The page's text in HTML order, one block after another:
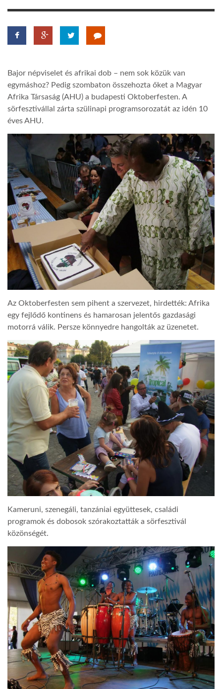
DOBRAVERO.HU
GLOBOBOOK
Bajor népviselet és afrikai dob – nem sok közük van
egymáshoz? Pedig szombaton összehozta őket a Magyar
Afrika Társaság (AHU) a budapesti Oktoberfesten. A
sörfesztivállal zárta szülinapi programsorozatát az idén 10
éves AHU.
Az Oktoberfesten sem pihent a szervezet, hirdették: Afrika
egy fejlődő kontinens és hamarosan jelentős gazdasági
motorrá válik. Persze könnyedre hangolták az üzenetet.
Kameruni, szenegáli, tanzániai együttesek, családi
programok és dobosok szórakoztatták a sörfesztivál
közönségét.